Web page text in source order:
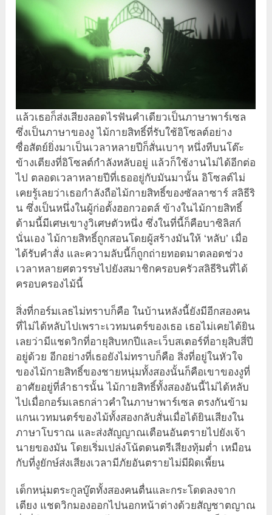
แล้วเธอก็ส่งเสียงลอดไรฟันคำเดียวเป็นภาษาพาร์เซล
ซึ่งเป็นภาษาของงู ไม้กายสิทธิ์ที่รับใช้อิโซลต์อย่าง
ซื่อสัตย์ยิ่งมาเป็นเวลาหลายปีก็สั่นเบาๆ หนึ่งทีบนโต๊ะ
ข้างเตียงที่อิโซลต์กำลังหลับอยู่ แล้วก็ใช้งานไม่ได้อีกต่อ
ไป ตลอดเวลาหลายปีที่เธออยู่กับมันมานั้น อิโซลต์ไม่
เคยรู้เลยว่าเธอกำลังถือไม้กายสิทธิ์ของซัลลาซาร์ สลิธีริ
น ซึ่งเป็นหนึ่งในผู้ก่อตั้งฮอกวอตส์ ข้างในไม้กายสิทธิ์
ด้ามนี้มีเศษเขางูวิเศษตัวหนึ่ง ซึ่งในที่นี้ก็คือบาซิลิสก์
นั่นเอง ไม้กายสิทธิ์ถูกสอนโดยผู้สร้างมันให้ ‘หลับ’ เมื่อ
ได้รับคำสั่ง และความลับนี้ก็ถูกถ่ายทอดมาตลอดช่วง
เวลาหลายศตวรรษไปยังสมาชิกครอบครัวสลิธีรินที่ได้
ครอบครองไม้นี้
สิ่งที่กอร์มเลธไม่ทราบก็คือ ในบ้านหลังนี้ยังมีอีกสองคน
ที่ไม่ได้หลับไปเพราะเวทมนตร์ของเธอ เธอไม่เคยได้ยิน
เลยว่ามีแชดวิกที่อายุสิบหกปีและเว็บสเตอร์ที่อายุสิบสี่ปี
อยู่ด้วย อีกอย่างที่เธอยังไม่ทราบก็คือ สิ่งที่อยู่ในหัวใจ
ของไม้กายสิทธิ์ของชายหนุ่มทั้งสองนั้นก็คือเขาของงูที่
อาศัยอยู่ที่ลำธารนั้น ไม้กายสิทธิ์ทั้งสองอันนี้ไม่ได้หลับ
ไปเมื่อกอร์มเลธกล่าวคำในภาษาพาร์เซล ตรงกันข้าม
แกนเวทมนตร์ของไม้ทั้งสองกลับสั่นเมื่อได้ยินเสียงใน
ภาษาโบราณ และส่งสัญญาณเตือนอันตรายไปยังเจ้า
นายของมัน โดยเริ่มเปล่งโน้ตดนตรีเสียงทุ้มต่ำ เหมือน
กับที่งูยักษ์ส่งเสียงเวลามีภัยอันตรายไม่มีผิดเพี้ยน
เด็กหนุ่มตระกูลบู๊ตทั้งสองคนตื่นและกระโดดลงจาก
เตียง แชดวิกมองออกไปนอกหน้าต่างด้วยสัญชาตญาณ